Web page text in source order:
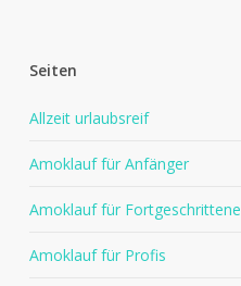
Seiten
Allzeit urlaubsreif
Amoklauf für Anfänger
Amoklauf für Fortgeschrittene
Amoklauf für Profis